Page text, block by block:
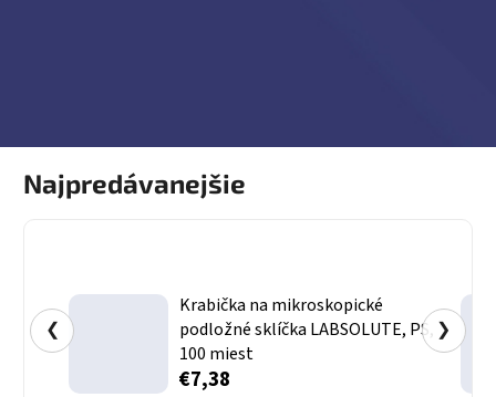
Najpredávanejšie
Krabička na mikroskopické
podložné sklíčka LABSOLUTE, PS,
100 miest
€7,38
❮ ❯